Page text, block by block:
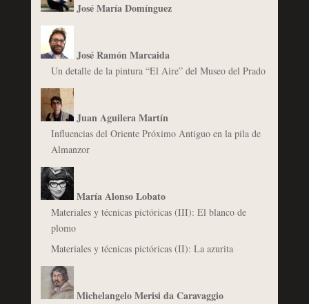
José María Domínguez
José Ramón Marcaida
Un detalle de la pintura “El Aire” del Museo del Prado
Juan Aguilera Martín
Influencias del Oriente Próximo Antiguo en la pila de
Almanzor
María Alonso Lobato
Materiales y técnicas pictóricas (III): El blanco de
plomo
Materiales y técnicas pictóricas (II): La azurita
Michelangelo Merisi da Caravaggio